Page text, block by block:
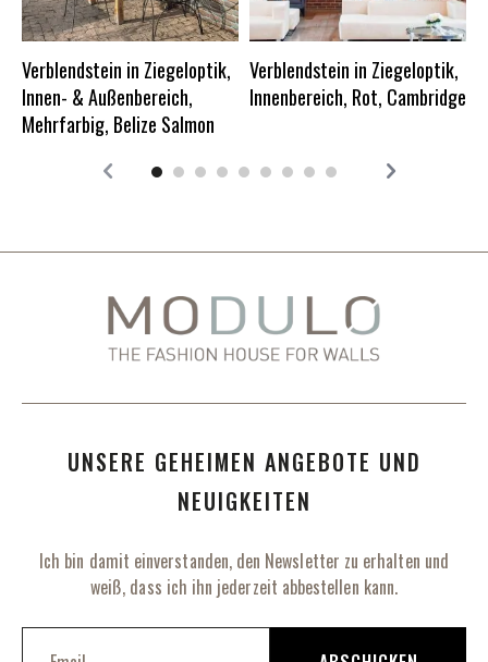
Verblendstein in Ziegeloptik,
Innen- & Außenbereich,
Mehrfarbig, Belize Salmon
Verblendstein in Ziegeloptik,
Innenbereich, Rot, Cambridge
UNSERE GEHEIMEN ANGEBOTE UND
NEUIGKEITEN
Ich bin damit einverstanden, den Newsletter zu erhalten und
weiß, dass ich ihn jederzeit abbestellen kann.
M